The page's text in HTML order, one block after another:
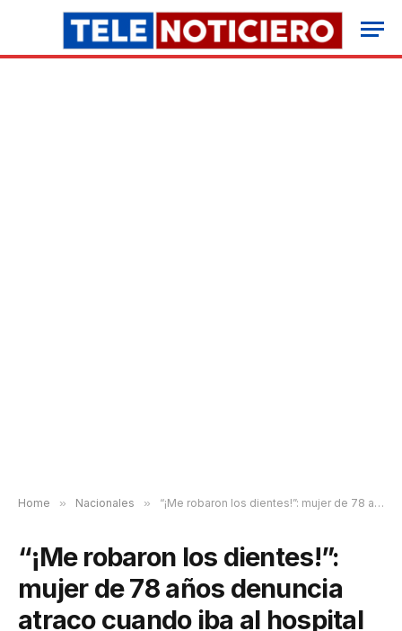
Home » Nacionales » “¡Me robaron los dientes!”: mujer de 78 años denuncia atraco cuando iba al hospital en Villa Mella
“¡Me robaron los dientes!”:
mujer de 78 años denuncia
atraco cuando iba al hospital